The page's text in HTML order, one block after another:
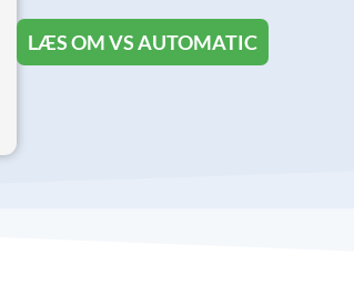
LÆS OM VS AUTOMATIC